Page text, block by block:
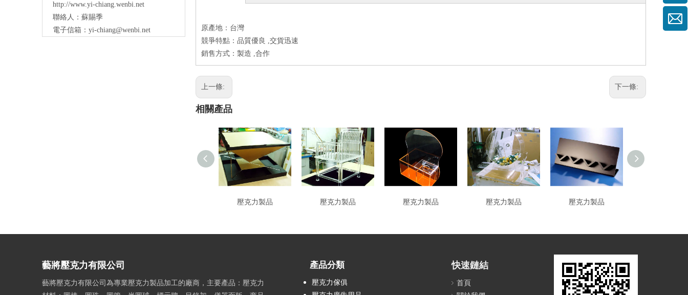
http://www.yi-chiang.wenbi.net
聯絡人：蘇賜季
電子信箱： yi-chiang@wenbi.net
原產地：台灣
競爭特點：品質優良 ,交貨迅速
銷售方式：製造 ,合作
上一條: 下一條:
相關產品
壓克力製品 壓克力製品 壓克力製品 壓克力製品 壓克力製品
藝將壓克力有限公司
藝將壓克力有限公司為專業壓克力製品加工的廠商，主要產品：壓克力
產品分類
壓克力傢俱
快速鏈結
首頁